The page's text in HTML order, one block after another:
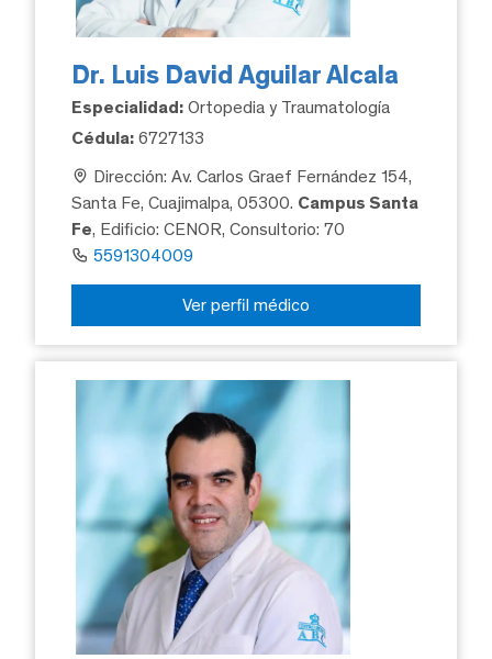
Dr. Luis David Aguilar Alcala
Especialidad: Ortopedia y Traumatología
Cédula: 6727133
Dirección: Av. Carlos Graef Fernández 154,
Santa Fe, Cuajimalpa, 05300. Campus Santa
Fe, Edificio: CENOR, Consultorio: 70
5591304009
Ver perfil médico